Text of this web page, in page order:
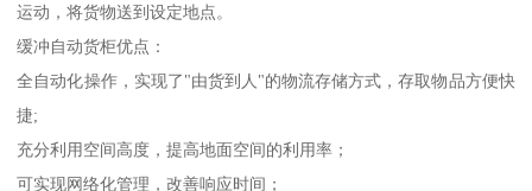
运动，将货物送到设定地点。
缓冲自动货柜优点：
全自动化操作，实现了"由货到人"的物流存储方式，存取物品方便快
捷;
充分利用空间高度，提高地面空间的利用率；
可实现网络化管理，改善响应时间；